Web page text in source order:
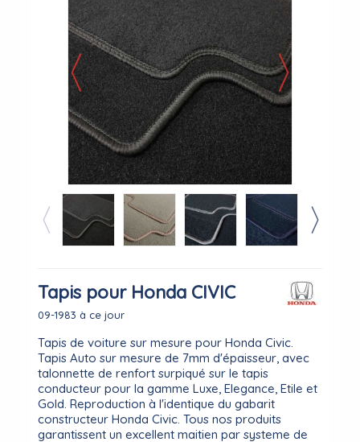
Tapis pour Honda CIVIC
09-1983 à ce jour
Tapis de voiture sur mesure pour Honda Civic.
Tapis Auto sur mesure de 7mm d'épaisseur, avec
talonnette de renfort surpiqué sur le tapis
conducteur pour la gamme Luxe, Elegance, Etile et
Gold. Reproduction à l'identique du gabarit
constructeur Honda Civic. Tous nos produits
garantissent un excellent maitien par systeme de